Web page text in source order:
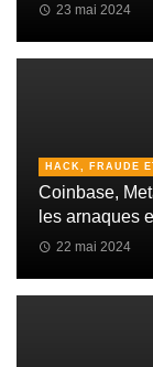
23 mai 2024
HACK, FRAUDE
Coinbase,
les arnaques
22 mai 2024